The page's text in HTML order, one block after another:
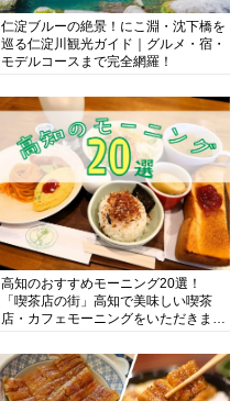
仁淀ブルーの絶景！にこ淵・沈下橋を
巡る仁淀川観光ガイド｜グルメ・宿・
モデルコースまで完全網羅！
高知のおすすめモーニング20選！
「喫茶店の街」高知で美味しい喫茶
店・カフェモーニングをいただきま